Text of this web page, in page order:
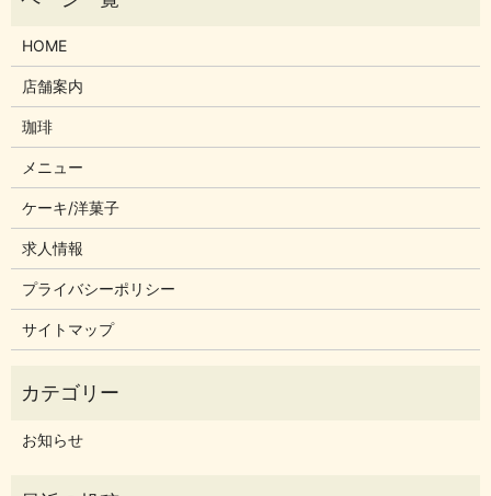
HOME
店舗案内
珈琲
メニュー
ケーキ/洋菓子
求人情報
プライバシーポリシー
サイトマップ
お知らせ